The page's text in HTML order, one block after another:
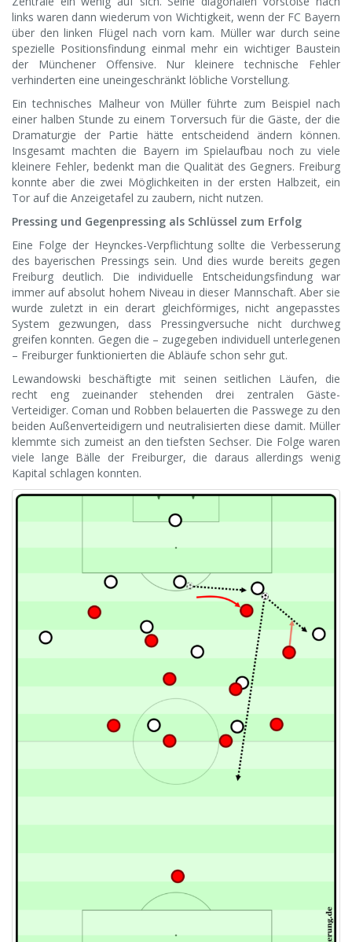
links waren dann wiederum von Wichtigkeit, wenn der FC Bayern
über den linken Flügel nach vorn kam. Müller war durch seine
spezielle Positionsfindung einmal mehr ein wichtiger Baustein
der Münchener Offensive. Nur kleinere technische Fehler
verhinderten eine uneingeschränkt löbliche Vorstellung.
Ein technisches Malheur von Müller führte zum Beispiel nach
einer halben Stunde zu einem Torversuch für die Gäste, der die
Dramaturgie der Partie hätte entscheidend ändern können.
Insgesamt machten die Bayern im Spielaufbau noch zu viele
kleinere Fehler, bedenkt man die Qualität des Gegners. Freiburg
konnte aber die zwei Möglichkeiten in der ersten Halbzeit, ein
Tor auf die Anzeigetafel zu zaubern, nicht nutzen.
Pressing und Gegenpressing als Schlüssel zum Erfolg
Eine Folge der Heynckes-Verpflichtung sollte die Verbesserung
des bayerischen Pressings sein. Und dies wurde bereits gegen
Freiburg deutlich. Die individuelle Entscheidungsfindung war
immer auf absolut hohem Niveau in dieser Mannschaft. Aber sie
wurde zuletzt in ein derart gleichförmiges, nicht angepasstes
System gezwungen, dass Pressingversuche nicht durchweg
greifen konnten. Gegen die – zugegeben individuell unterlegenen
– Freiburger funktionierten die Abläufe schon sehr gut.
Lewandowski beschäftigte mit seinen seitlichen Läufen, die
recht eng zueinander stehenden drei zentralen Gäste-
Verteidiger. Coman und Robben belauerten die Passwege zu den
beiden Außenverteidigern und neutralisierten diese damit. Müller
klemmte sich zumeist an den tiefsten Sechser. Die Folge waren
viele lange Bälle der Freiburger, die daraus allerdings wenig
Kapital schlagen konnten.